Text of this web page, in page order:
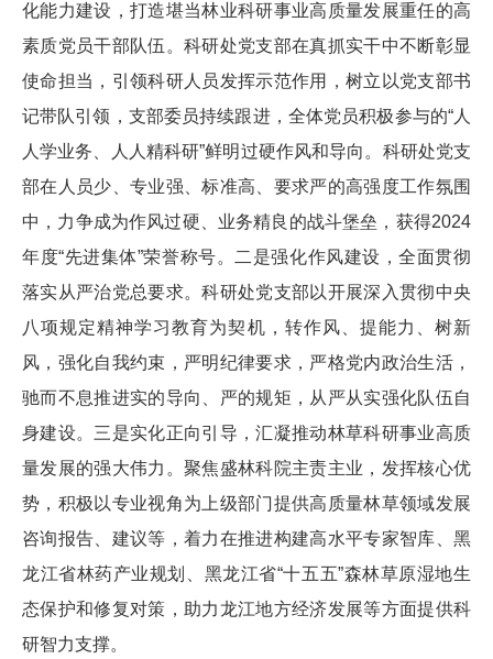
化能力建设，打造堪当林业科研事业高质量发展重任的高
素质党员干部队伍。科研处党支部在真抓实干中不断彰显
使命担当，引领科研人员发挥示范作用，树立以党支部书
记带队引领，支部委员持续跟进，全体党员积极参与的“人
人学业务、人人精科研”鲜明过硬作风和导向。科研处党支
部在人员少、专业强、标准高、要求严的高强度工作氛围
中，力争成为作风过硬、业务精良的战斗堡垒，获得2024
年度“先进集体”荣誉称号。二是强化作风建设，全面贯彻
落实从严治党总要求。科研处党支部以开展深入贯彻中央
八项规定精神学习教育为契机，转作风、提能力、树新
风，强化自我约束，严明纪律要求，严格党内政治生活，
驰而不息推进实的导向、严的规矩，从严从实强化队伍自
身建设。三是实化正向引导，汇凝推动林草科研事业高质
量发展的强大伟力。聚焦盛林科院主责主业，发挥核心优
势，积极以专业视角为上级部门提供高质量林草领域发展
咨询报告、建议等，着力在推进构建高水平专家智库、黑
龙江省林药产业规划、黑龙江省“十五五”森林草原湿地生
态保护和修复对策，助力龙江地方经济发展等方面提供科
研智力支撑。